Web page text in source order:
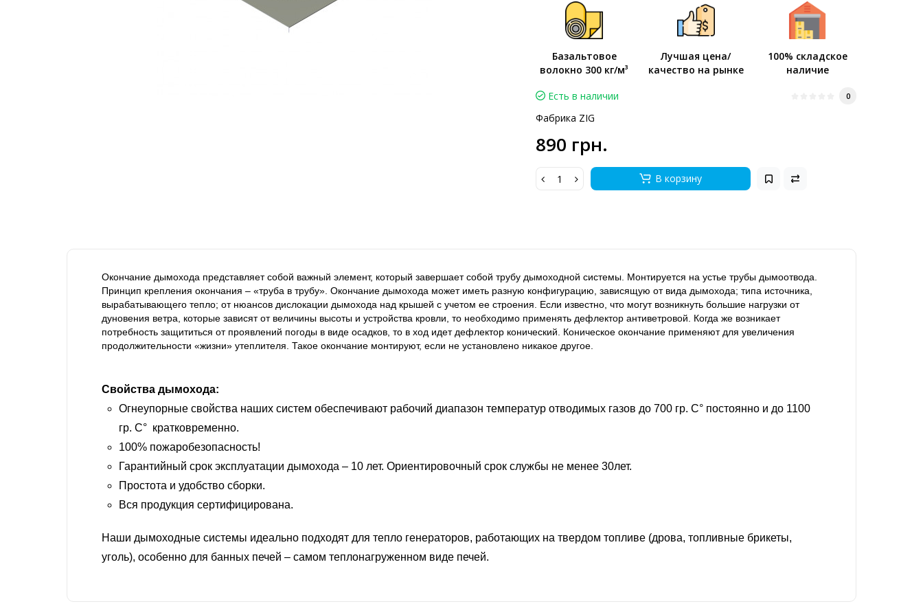
Базальтовое
волокно 300 кг/м³
Лучшая цена/
качество на рынке
100% складское
наличие
Есть в наличии
0
Фабрика ZIG
890 грн.
В корзину
Окончание дымохода представляет собой важный элемент, который завершает собой трубу дымоходной системы. Монтируется на устье трубы дымоотвода.
Принцип крепления окончания – «труба в трубу». Окончание дымохода может иметь разную конфигурацию, зависящую от вида дымохода; типа источника,
вырабатывающего тепло; от нюансов дислокации дымохода над крышей с учетом ее строения. Если известно, что могут возникнуть большие нагрузки от
дуновения ветра, которые зависят от величины высоты и устройства кровли, то необходимо применять дефлектор антиветровой. Когда же возникает
потребность защититься от проявлений погоды в виде осадков, то в ход идет дефлектор конический. Коническое окончание применяют для увеличения
продолжительности «жизни» утеплителя. Такое окончание монтируют, если не установлено никакое другое.
Свойства дымохода:
Огнеупорные свойства наших систем обеспечивают рабочий диапазон температур отводимых газов до 700 гр. С° постоянно и до 1100
гр. С° кратковременно.
100% пожаробезопасность!
Гарантийный срок эксплуатации дымохода – 10 лет. Ориентировочный срок службы не менее 30лет.
Простота и удобство сборки.
Вся продукция сертифицирована.
Наши дымоходные системы идеально подходят для тепло генераторов, работающих на твердом топливе (дрова, топливные брикеты,
уголь), особенно для банных печей – самом теплонагруженном виде печей.